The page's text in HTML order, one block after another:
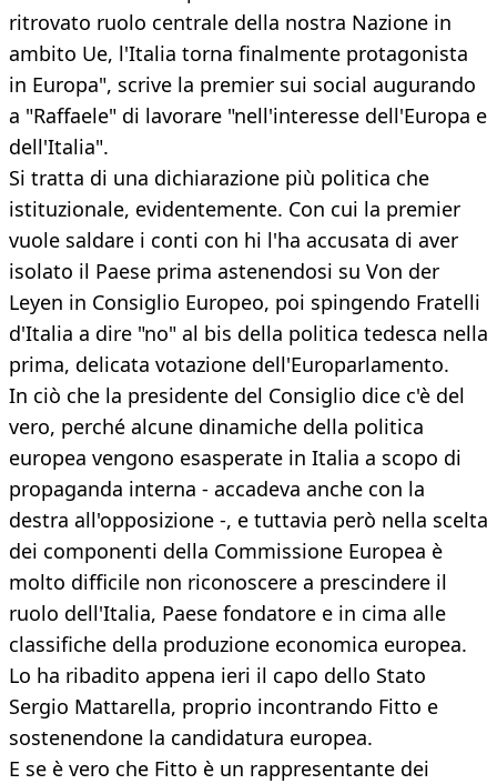
ritrovato ruolo centrale della nostra Nazione in
ambito Ue, l'Italia torna finalmente protagonista
in Europa", scrive la premier sui social augurando
a "Raffaele" di lavorare "nell'interesse dell'Europa e
dell'Italia".
Si tratta di una dichiarazione più politica che
istituzionale, evidentemente. Con cui la premier
vuole saldare i conti con hi l'ha accusata di aver
isolato il Paese prima astenendosi su Von der
Leyen in Consiglio Europeo, poi spingendo Fratelli
d'Italia a dire "no" al bis della politica tedesca nella
prima, delicata votazione dell'Europarlamento.
In ciò che la presidente del Consiglio dice c'è del
vero, perché alcune dinamiche della politica
europea vengono esasperate in Italia a scopo di
propaganda interna - accadeva anche con la
destra all'opposizione -, e tuttavia però nella scelta
dei componenti della Commissione Europea è
molto difficile non riconoscere a prescindere il
ruolo dell'Italia, Paese fondatore e in cima alle
classifiche della produzione economica europea.
Lo ha ribadito appena ieri il capo dello Stato
Sergio Mattarella, proprio incontrando Fitto e
sostenendone la candidatura europea.
E se è vero che Fitto è un rappresentante dei